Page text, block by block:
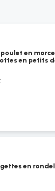
en
en petits
en